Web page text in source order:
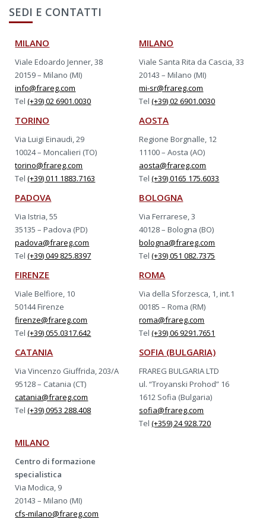
SEDI E CONTATTI
MILANO
Viale Edoardo Jenner, 38
20159 – Milano (MI)
info@frareg.com
Tel(+39) 02 6901.0030
MILANO
Viale Santa Rita da Cascia, 33
20143 – Milano (MI)
mi-sr@frareg.com
Tel(+39) 02 6901.0030
TORINO
Via Luigi Einaudi, 29
10024 – Moncalieri (TO)
torino@frareg.com
Tel(+39) 011 1883.7163
AOSTA
Regione Borgnalle, 12
11100 – Aosta (AO)
aosta@frareg.com
Tel(+39) 0165 175.6033
PADOVA
Via Istria, 55
35135 – Padova (PD)
padova@frareg.com
Tel(+39) 049 825.8397
BOLOGNA
Via Ferrarese, 3
40128 – Bologna (BO)
bologna@frareg.com
Tel(+39) 051 082.7375
FIRENZE
Viale Belfiore, 10
50144 Firenze
firenze@frareg.com
Tel(+39) 055.0317.642
ROMA
Via della Sforzesca, 1, int.1
00185 – Roma (RM)
roma@frareg.com
Tel(+39) 06 9291.7651
CATANIA
Via Vincenzo Giuffrida, 203/A
95128 – Catania (CT)
catania@frareg.com
Tel(+39) 0953 288.408
SOFIA (BULGARIA)
FRAREG BULGARIA LTD
ul. “Troyanski Prohod” 16
1612 Sofia (Bulgaria)
sofia@frareg.com
Tel(+359) 24 928.720
MILANO
Centro di formazione
specialistica
Via Modica, 9
20143 – Milano (MI)
cfs-milano@frareg.com